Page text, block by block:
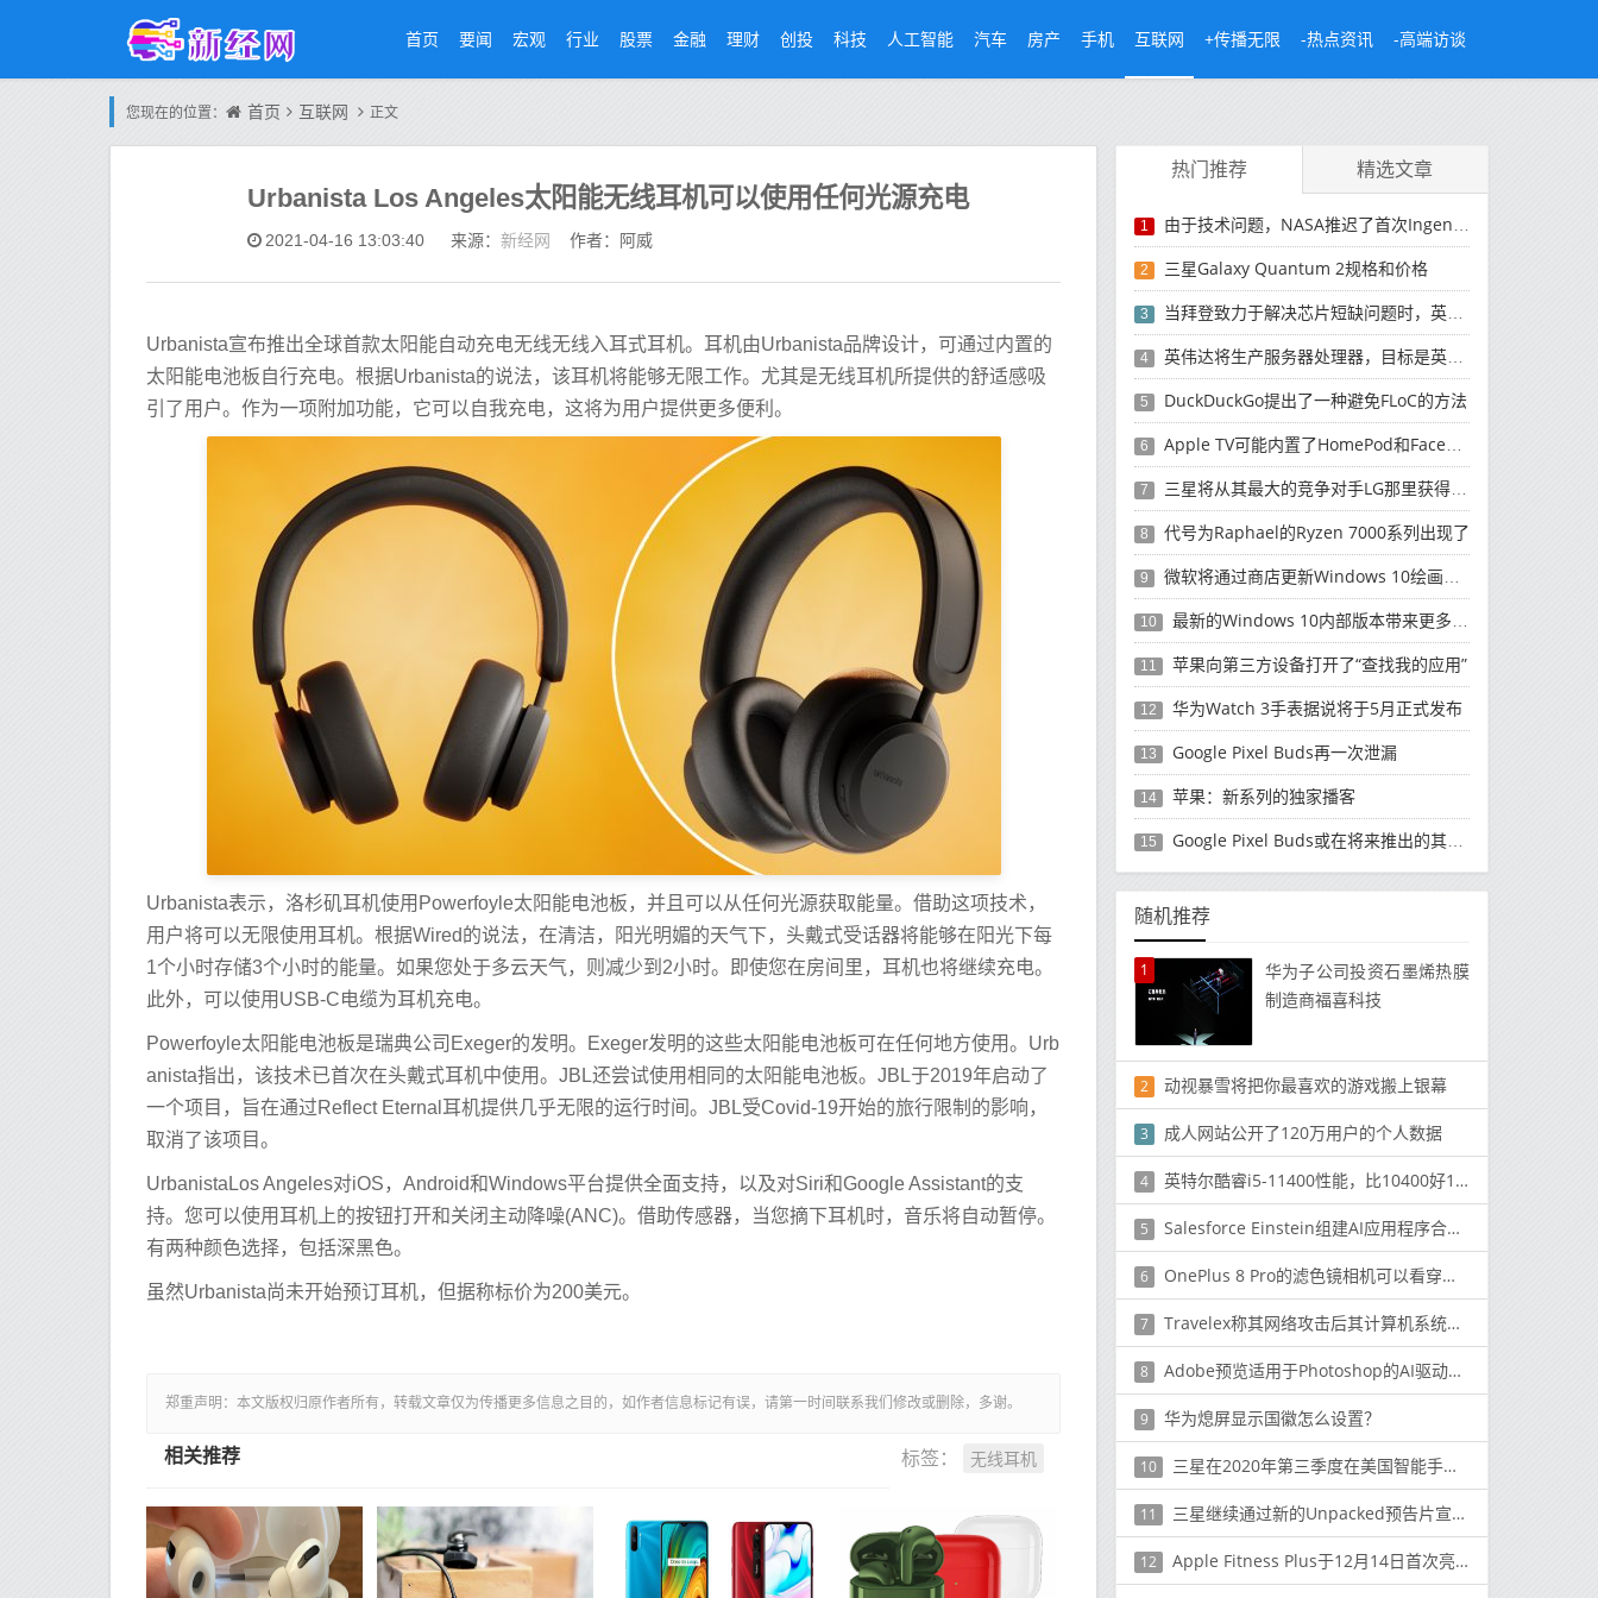
首页 要闻 宏观 行业 股票 金融 理财 创投 科技 人工智能 汽车 房产 手机 互联网 +传播无限 -热点资讯 -高端访谈
您现在的位置： 首页 互联网 正文
Urbanista Los Angeles太阳能无线耳机可以使用任何光源充电
2021-04-16 13:03:40 来源： 新经网 作者：阿威
Urbanista宣布推出全球首款太阳能自动充电无线无线入耳式耳机。耳机由Urbanista品牌设计，可通过内置的
太阳能电池板自行充电。根据Urbanista的说法，该耳机将能够无限工作。尤其是无线耳机所提供的舒适感吸
引了用户。作为一项附加功能，它可以自我充电，这将为用户提供更多便利。
Urbanista表示，洛杉矶耳机使用Powerfoyle太阳能电池板，并且可以从任何光源获取能量。借助这项技术，
用户将可以无限使用耳机。根据Wired的说法，在清洁，阳光明媚的天气下，头戴式受话器将能够在阳光下每
1个小时存储3个小时的能量。如果您处于多云天气，则减少到2小时。即使您在房间里，耳机也将继续充电。
此外，可以使用USB-C电缆为耳机充电。
Powerfoyle太阳能电池板是瑞典公司Exeger的发明。Exeger发明的这些太阳能电池板可在任何地方使用。Urb
anista指出，该技术已首次在头戴式耳机中使用。JBL还尝试使用相同的太阳能电池板。JBL于2019年启动了
一个项目，旨在通过Reflect Eternal耳机提供几乎无限的运行时间。JBL受Covid-19开始的旅行限制的影响，
取消了该项目。
UrbanistaLos Angeles对iOS，Android和Windows平台提供全面支持，以及对Siri和Google Assistant的支
持。您可以使用耳机上的按钮打开和关闭主动降噪(ANC)。借助传感器，当您摘下耳机时，音乐将自动暂停。
有两种颜色选择，包括深黑色。
虽然Urbanista尚未开始预订耳机，但据称标价为200美元。
郑重声明：本文版权归原作者所有，转载文章仅为传播更多信息之目的，如作者信息标记有误，请第一时间联系我们修改或删除，多谢。
标签： 无线耳机
相关推荐
热门推荐 精选文章
1 由于技术问题，NASA推迟了首次Ingenuity飞行
2 三星Galaxy Quantum 2规格和价格
3 当拜登致力于解决芯片短缺问题时，英特尔承诺将为汽车制造商提供帮助
4 英伟达将生产服务器处理器，目标是英特尔
5 DuckDuckGo提出了一种避免FLoC的方法
6 Apple TV可能内置了HomePod和FaceTime摄像头
7 三星将从其最大的竞争对手LG那里获得OLED面板
8 代号为Raphael的Ryzen 7000系列出现了
9 微软将通过商店更新Windows 10绘画和截图工具
10 最新的Windows 10内部版本带来更多新闻和趣味性任务栏改进
11 苹果向第三方设备打开了“查找我的应用”
12 华为Watch 3手表据说将于5月正式发布
13 Google Pixel Buds再一次泄漏
14 苹果：新系列的独家播客
15 Google Pixel Buds或在将来推出的其他产品中提供新功能
随机推荐
1
华为子公司投资石墨烯热膜
制造商福喜科技
2 动视暴雪将把你最喜欢的游戏搬上银幕
3 成人网站公开了120万用户的个人数据
4 英特尔酷睿i5-11400性能，比10400好12％
5 Salesforce Einstein组建AI应用程序合作伙伴关系
6 OnePlus 8 Pro的滤色镜相机可以看穿塑料物体
7 Travelex称其网络攻击后其计算机系统离线
8 Adobe预览适用于Photoshop的AI驱动的“替换天空”工具
9 华为熄屏显示国徽怎么设置？
10 三星在2020年第三季度在美国智能手机市场超越苹果
11 三星继续通过新的Unpacked预告片宣传Galaxy Note 20 5G事件
12 Apple Fitness Plus于12月14日首次亮相